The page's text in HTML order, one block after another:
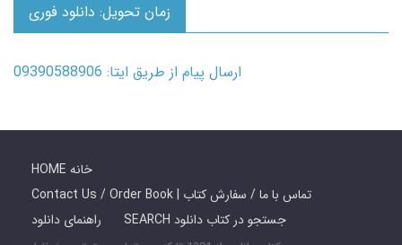
زمان تحویل: دانلود فوری
ارسال پیام از طریق ایتا: 09390588906
HOME خانه
Contact Us / Order Book | تماس با ما / سفارش کتاب
راهنمای دانلود
SEARCH جستجو در کتاب دانلود